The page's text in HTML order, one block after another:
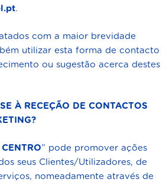
.
com a maior brevidade
utilizar esta forma de contacto
ou sugestão acerca destes
À RECEÇÃO DE CONTACTOS
” pode promover ações
seus Clientes/Utilizadores, de
nomeadamente através de